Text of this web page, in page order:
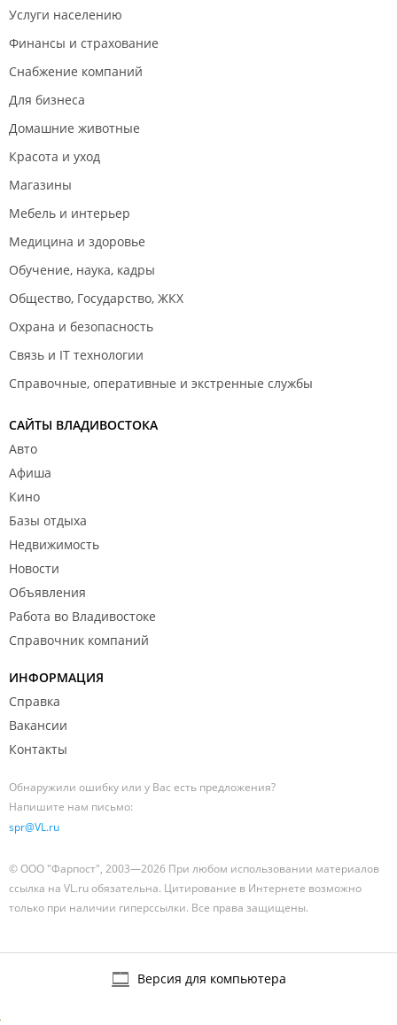
Услуги населению
Финансы и страхование
Снабжение компаний
Для бизнеса
Домашние животные
Красота и уход
Магазины
Мебель и интерьер
Медицина и здоровье
Обучение, наука, кадры
Общество, Государство, ЖКХ
Охрана и безопасность
Связь и IT технологии
Справочные, оперативные и экстренные службы
САЙТЫ ВЛАДИВОСТОКА
Авто
Афиша
Кино
Базы отдыха
Недвижимость
Новости
Объявления
Работа во Владивостоке
Справочник компаний
ИНФОРМАЦИЯ
Справка
Вакансии
Контакты
Обнаружили ошибку или у Вас есть предложения?
Напишите нам письмо:
spr@VL.ru
© ООО "Фарпост", 2003—2026 При любом использовании материалов
ссылка на VL.ru обязательна. Цитирование в Интернете возможно
только при наличии гиперссылки. Все права защищены.
Версия для компьютера